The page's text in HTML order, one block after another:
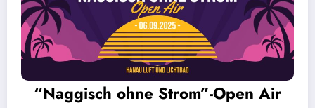
“Naggisch ohne Strom”-Open Air